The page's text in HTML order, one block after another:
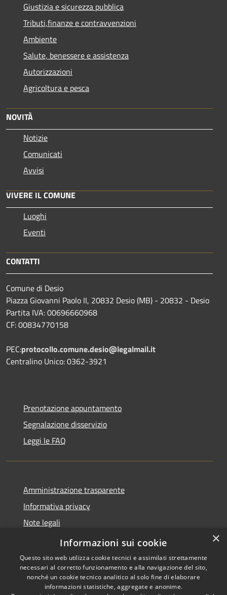
Giustizia e sicurezza pubblica
Tributi,finanze e contravvenzioni
Ambiente
Salute, benessere e assistenza
Autorizzazioni
Agricoltura e pesca
NOVITÀ
Notizie
Comunicati
Avvisi
VIVERE IL COMUNE
Luoghi
Eventi
CONTATTI
Comune di Desio
Piazza Giovanni Paolo II, 20832 Desio (MB) - 20832 - Desio
Partita IVA: 00696660968
CF: 00834770158
PEC:protocollo.comune.desio@legalmail.it
Centralino Unico: 0362-3921
Prenotazione appuntamento
Segnalazione disservizio
Leggi le FAQ
Amministrazione trasparente
Informativa privacy
Note legali
Dichiarazione di accessibilità
Copyright © 2026 • Comune di
×
Informazioni sui cookie
Questo sito web utilizza cookie tecnici e assimilati strettamente
necessari al corretto funzionamento e alla navigazione del sito,
nonché un cookie tecnico analitico al solo fine di elaborare
informazioni statistiche, aggregate e anonime.